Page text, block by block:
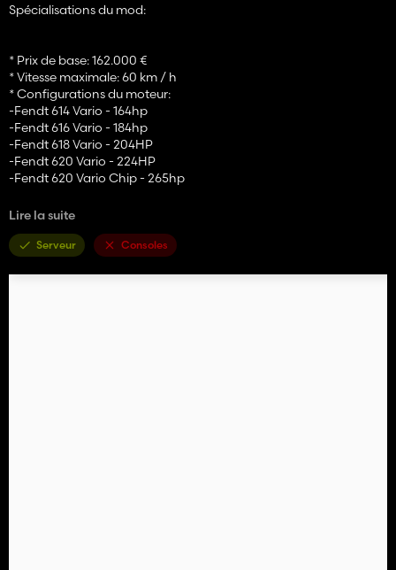
Spécialisations du mod:
* Prix de base: 162.000 €
* Vitesse maximale: 60 km / h
* Configurations du moteur:
-Fendt 614 Vario - 164hp
-Fendt 616 Vario - 184hp
-Fendt 618 Vario - 204HP
-Fendt 620 Vario - 224HP
-Fendt 620 Vario Chip - 265hp
- Mod de passagers
- Tableau de bord Live Terminals Config
- Nouvelle saleté spéculaire
Lire la suite
Serveur Consoles